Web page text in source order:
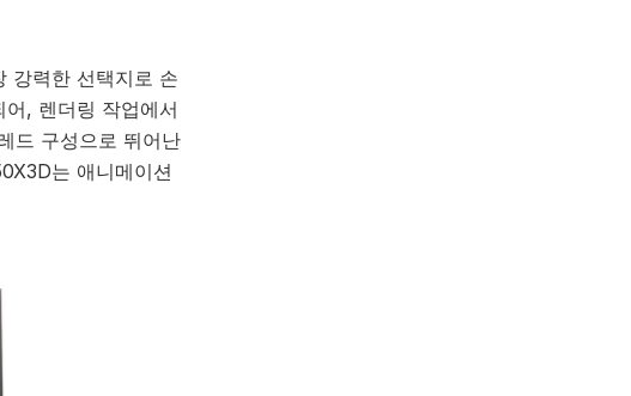
강력한 선택지로 손
, 렌더링 작업에서
드 구성으로 뛰어난
는 애니메이션